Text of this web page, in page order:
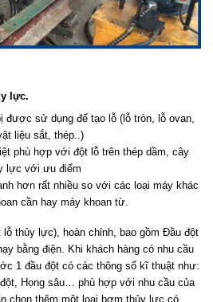
lực.
được sử dụng để tạo lỗ (lỗ tròn, lỗ ovan,
liệu sắt, thép..)
phù hợp với đột lỗ trên thép dầm, cây
lực với ưu điểm
hơn rất nhiều so với các loại máy khác
cần hay máy khoan từ.
lỗ thủy lực), hoàn chỉnh, bao gồm Đầu đột
bằng điện. Khi khách hàng có nhu cầu
1 đầu đột có các thông số kĩ thuật như:
Họng sâu… phù hợp với nhu cầu của
chọn thêm một loại bơm thủy lực có